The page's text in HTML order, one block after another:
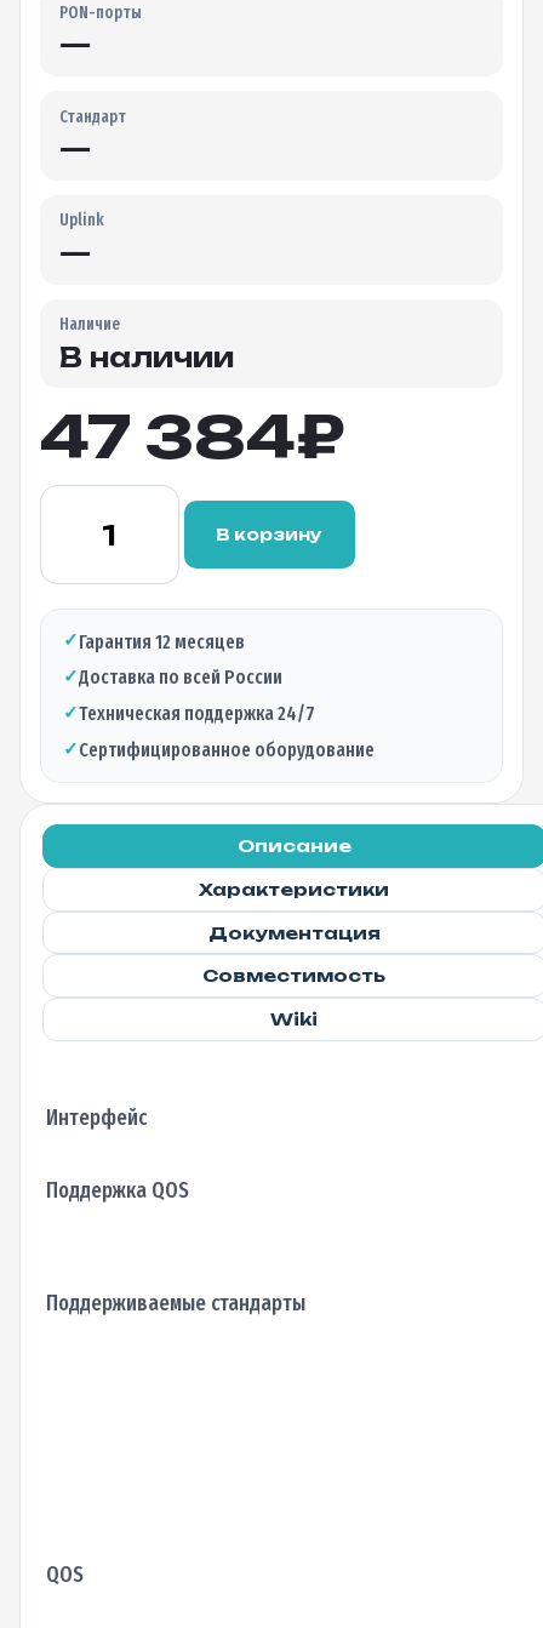
высокоскоростной доступ…
PON-порты
—
Стандарт
—
Uplink
—
Наличие
В наличии
47 384₽
Количество
Линейный
терминал
BDCOM
P3310D-
4xSFP(GEPON)
2x1G(SFP)
2x10G(SFP+)
В корзину
✓Гарантия 12 месяцев
✓Доставка по всей России
✓Техническая поддержка 24/7
✓Сертифицированное оборудование
Описание
Характеристики
Документация
Совместимость
Wiki
Интерфейс
Поддержка QOS
Поддерживаемые стандарты
QOS